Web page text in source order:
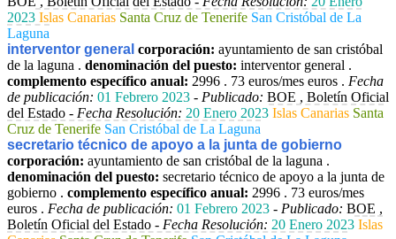
2023 Islas Canarias Santa Cruz de Tenerife San Cristóbal de La
Laguna
interventor general corporación: ayuntamiento de san cristóbal
de la laguna . denominación del puesto: interventor general .
complemento específico anual: 2996 . 73 euros/mes euros . Fecha
de publicación: 01 Febrero 2023 - Publicado: BOE , Boletín Oficial
del Estado - Fecha Resolución: 20 Enero 2023 Islas Canarias Santa
Cruz de Tenerife San Cristóbal de La Laguna
secretario técnico de apoyo a la junta de gobierno
corporación: ayuntamiento de san cristóbal de la laguna .
denominación del puesto: secretario técnico de apoyo a la junta de
gobierno . complemento específico anual: 2996 . 73 euros/mes
euros . Fecha de publicación: 01 Febrero 2023 - Publicado: BOE ,
Boletín Oficial del Estado - Fecha Resolución: 20 Enero 2023 Islas